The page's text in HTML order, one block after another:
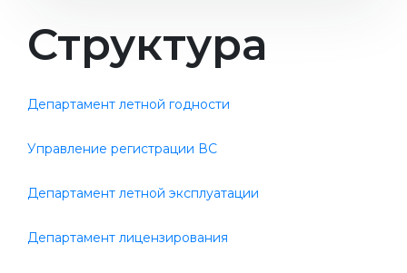
Структура
Департамент летной годности
Управление регистрации ВС
Департамент летной эксплуатации
Департамент лицензирования